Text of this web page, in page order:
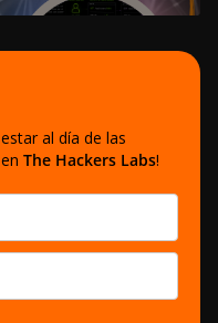
al día de las
The Hackers Labs!